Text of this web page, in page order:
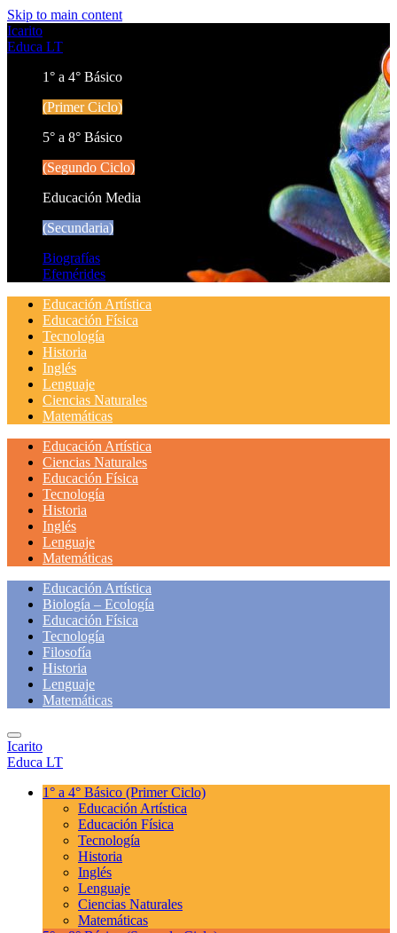
Skip to main content
Icarito
Educa LT
1° a 4° Básico
(Primer Ciclo)
5° a 8° Básico
(Segundo Ciclo)
Educación Media
(Secundaria)
Biografías
Efemérides
Educación Artística
Educación Física
Tecnología
Historia
Inglés
Lenguaje
Ciencias Naturales
Matemáticas
Educación Artística
Ciencias Naturales
Educación Física
Tecnología
Historia
Inglés
Lenguaje
Matemáticas
Educación Artística
Biología – Ecología
Educación Física
Tecnología
Filosofía
Historia
Lenguaje
Matemáticas
Icarito
Educa LT
1° a 4° Básico (Primer Ciclo)
Educación Artística
Educación Física
Tecnología
Historia
Inglés
Lenguaje
Ciencias Naturales
Matemáticas